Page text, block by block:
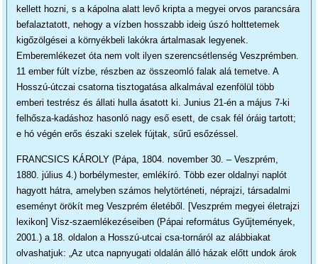
kellett hozni, s a kápolna alatt levő kripta a megyei orvos parancsára
befalaztatott, nehogy a vízben hosszabb ideig úszó holttetemek
kigőzölgései a környékbeli lakókra ártalmasak legyenek.
Emberemlékezet óta nem volt ilyen szerencsétlenség Veszprémben.
11 ember fúlt vízbe, részben az összeomló falak alá temetve. A
Hosszú-útczai csatorna tisztogatása alkalmával ezenfölül több
emberi testrész és állati hulla ásatott ki. Junius 21-én a május 7-ki
felhősza-kadáshoz hasonló nagy eső esett, de csak fél óráig tartott;
e hó végén erős északi szelek fújtak, sűrű esőzéssel.
FRANCSICS KÁROLY (Pápa, 1804. november 30. – Veszprém,
1880. július 4.) borbélymester, emlékíró. Több ezer oldalnyi naplót
hagyott hátra, amelyben számos helytörténeti, néprajzi, társadalmi
eseményt örökít meg Veszprém életéből. [Veszprém megyei életrajzi
lexikon] Visz-szaemlékezéseiben (Pápai református Gyűjtemények,
2001.) a 18. oldalon a Hosszú-utcai csa-tornáról az alábbiakat
olvashatjuk: „Az utca napnyugati oldalán álló házak előtt undok árok